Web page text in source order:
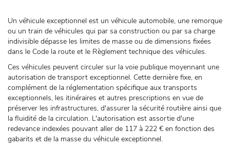
Un véhicule exceptionnel est un véhicule automobile, une remorque
ou un train de véhicules qui par sa construction ou par sa charge
indivisible dépasse les limites de masse ou de dimensions fixées
dans le Code la route et le Règlement technique des véhicules.
Ces véhicules peuvent circuler sur la voie publique moyennant une
autorisation de transport exceptionnel. Cette dernière fixe, en
complément de la réglementation spécifique aux transports
exceptionnels, les itinéraires et autres prescriptions en vue de
préserver les infrastructures, d'assurer la sécurité routière ainsi que
la fluidité de la circulation. L'autorisation est assortie d'une
redevance indexées pouvant aller de 117 à 222 € en fonction des
gabarits et de la masse du véhicule exceptionnel.